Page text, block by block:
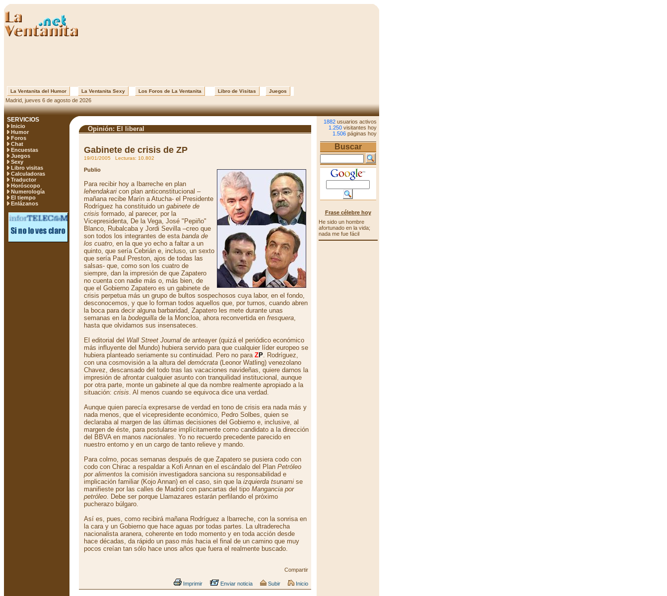
La Ventanita del Humor La Ventanita Sexy Los Foros de La Ventanita Libro de Visitas Juegos
Madrid, jueves 6 de agosto de 2026
SERVICIOS
Inicio
Humor
Foros
Chat
Encuestas
Juegos
Sexy
Libro visitas
Calculadoras
Traductor
Horóscopo
Numerología
El tiempo
Enlázanos
Opinión: El liberal
Gabinete de crisis de ZP
19/01/2005 Lecturas: 10.802
Publio
Para recibir hoy a Ibarreche en plan
lehendakari con plan anticonstitucional –
mañana recibe Marín a Atucha- el Presidente
Rodríguez ha constituido un gabinete de
crisis formado, al parecer, por la
Vicepresidenta, De la Vega, José "Pepiño"
Blanco, Rubalcaba y Jordi Sevilla –creo que
son todos los integrantes de esta banda de
los cuatro, en la que yo echo a faltar a un
quinto, que sería Cebrián e, incluso, un sexto
que sería Paul Preston, ajos de todas las
salsas- que, como son los cuatro de
siempre, dan la impresión de que Zapatero
no cuenta con nadie más o, más bien, de
que el Gobierno Zapatero es un gabinete de
crisis perpetua más un grupo de bultos sospechosos cuya labor, en el fondo,
desconocemos, y que lo forman todos aquellos que, por turnos, cuando abren
la boca para decir alguna barbaridad, Zapatero les mete durante unas
semanas en la bodeguilla de la Moncloa, ahora reconvertida en fresquera,
hasta que olvidamos sus insensateces.
El editorial del Wall Street Journal de anteayer (quizá el periódico económico
más influyente del Mundo) hubiera servido para que cualquier líder europeo se
hubiera planteado seriamente su continuidad. Pero no para ZP. Rodríguez,
con una cosmovisión a la altura del demócrata (Leonor Watling) venezolano
Chavez, descansado del todo tras las vacaciones navideñas, quiere darnos la
impresión de afrontar cualquier asunto con tranquilidad institucional, aunque
por otra parte, monte un gabinete al que da nombre realmente apropiado a la
situación: crisis. Al menos cuando se equivoca dice una verdad.
Aunque quien parecía expresarse de verdad en tono de crisis era nada más y
nada menos, que el vicepresidente económico, Pedro Solbes, quien se
declaraba al margen de las últimas decisiones del Gobierno e, inclusive, al
margen de éste, para postularse implícitamente como candidato a la dirección
del BBVA en manos nacionales. Yo no recuerdo precedente parecido en
nuestro entorno y en un cargo de tanto relieve y mando.
Para colmo, pocas semanas después de que Zapatero se pusiera codo con
codo con Chirac a respaldar a Kofi Annan en el escándalo del Plan Petróleo
por alimentos la comisión investigadora sanciona su responsabilidad e
implicación familiar (Kojo Annan) en el caso, sin que la izquierda tsunami se
manifieste por las calles de Madrid con pancartas del tipo Mangancia por
petróleo. Debe ser porque Llamazares estarán perfilando el próximo
pucherazo búlgaro.
Así es, pues, como recibirá mañana Rodríguez a Ibarreche, con la sonrisa en
la cara y un Gobierno que hace aguas por todas partes. La ultraderecha
nacionalista aranera, coherente en todo momento y en toda acción desde
hace décadas, da rápido un paso más hacia el final de un camino que muy
pocos creían tan sólo hace unos años que fuera el realmente buscado.
Compartir
Imprimir Enviar noticia Subir Inicio
1882 usuarios activos
1.250 visitantes hoy
1.506 páginas hoy
Buscar
Frase célebre hoy
He sido un hombre
afortunado en la vida;
nada me fue fácil